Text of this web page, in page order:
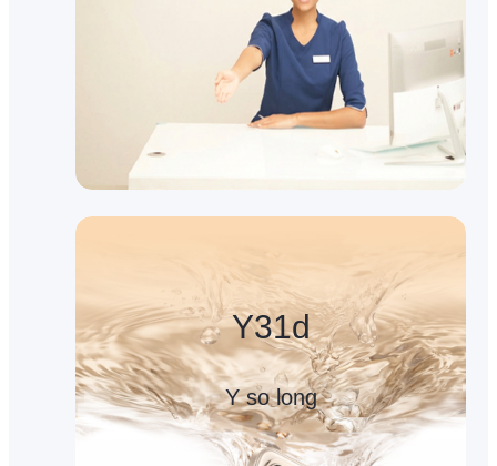
Y31d
Y so long